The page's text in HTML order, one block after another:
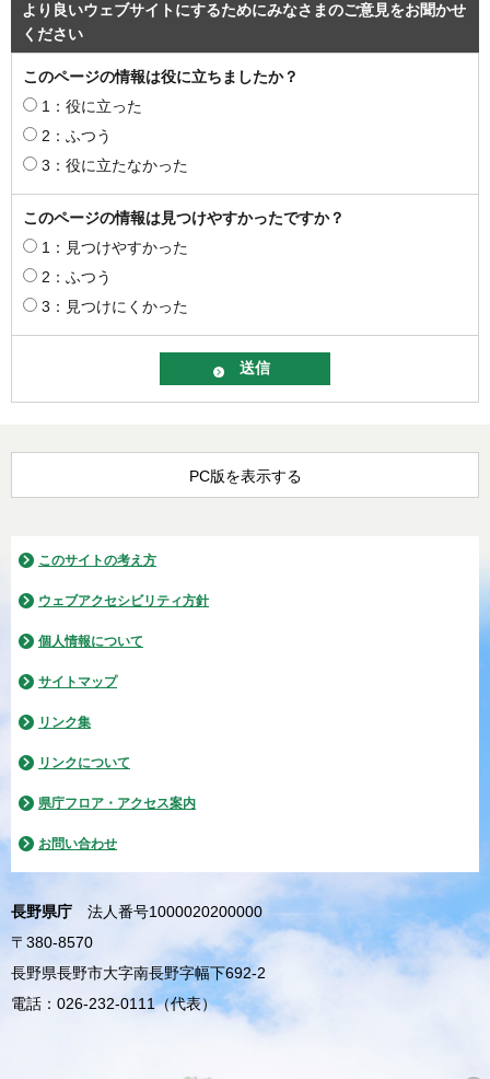
より良いウェブサイトにするためにみなさまのご意見をお聞かせ
ください
このページの情報は役に立ちましたか？
1：役に立った
2：ふつう
3：役に立たなかった
このページの情報は見つけやすかったですか？
1：見つけやすかった
2：ふつう
3：見つけにくかった
PC版を表示する
このサイトの考え方
ウェブアクセシビリティ方針
個人情報について
サイトマップ
リンク集
リンクについて
県庁フロア・アクセス案内
お問い合わせ
長野県庁
法人番号1000020200000
〒380-8570
長野県長野市大字南長野字幅下692-2
電話：026-232-0111（代表）